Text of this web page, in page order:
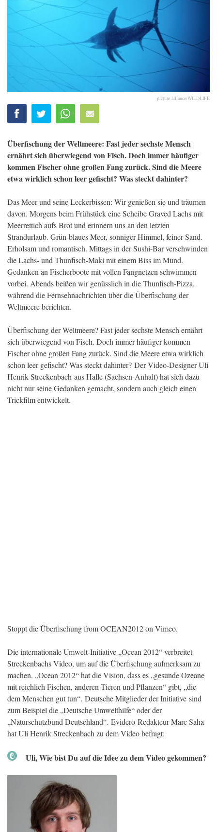
picture alliance/WILDLIFE
Überfischung der Weltmeere: Fast jeder sechste Mensch
ernährt sich überwiegend von Fisch. Doch immer häufiger
kommen Fischer ohne großen Fang zurück. Sind die Meere
etwa wirklich schon leer gefischt? Was steckt dahinter?
Das Meer und seine Leckerbissen: Wir genießen sie und träumen
davon. Morgens beim Frühstück eine Scheibe Graved Lachs mit
Meerrettich aufs Brot und erinnern uns an den letzten
Strandurlaub. Grün-blaues Meer, sonniger Himmel, feiner Sand.
Erholsam und romantisch. Mittags in der Sushi-Bar verschwinden
die Lachs- und Thunfisch-Maki mit einem Biss im Mund.
Gedanken an Fischerboote mit vollen Fangnetzen schwimmen
vorbei. Abends beißen wir genüsslich in die Thunfisch-Pizza,
während die Fernsehnachrichten über die Überfischung der
Weltmeere berichten.
Überfischung der Weltmeere? Fast jeder sechste Mensch ernährt
sich überwiegend von Fisch. Doch immer häufiger kommen
Fischer ohne großen Fang zurück. Sind die Meere etwa wirklich
schon leer gefischt? Was steckt dahinter? Der Video-Designer Uli
Henrik Streckenbach aus Halle (Sachsen-Anhalt) hat sich dazu
nicht nur seine Gedanken gemacht, sondern auch gleich einen
Trickfilm entwickelt.
Stoppt die Überfischung from OCEAN2012 on Vimeo.
Die internationale Umwelt-Initiative „Ocean 2012“ verbreitet
Streckenbachs Video, um auf die Überfischung aufmerksam zu
machen. „Ocean 2012“ hat die Vision, dass es „gesunde Ozeane
mit reichlich Fischen, anderen Tieren und Pflanzen“ gibt, „die
dem Menschen gut tun“. Deutsche Mitglieder der Initiative sind
zum Beispiel die „Deutsche Umwelthilfe“ oder der
„Naturschutzbund Deutschland“. Evidero-Redakteur Marc Saha
hat Uli Henrik Streckenbach zu dem Video befragt:
Uli, Wie bist Du auf die Idee zu dem Video gekommen?